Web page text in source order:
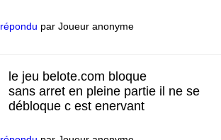
répondu par Joueur anonyme
le jeu belote.com bloque
sans arret en pleine partie il ne se
débloque c est enervant